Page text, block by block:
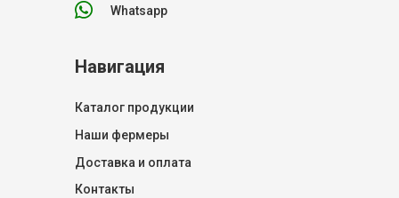
Наши фермеры
Доставка и оплата
Контакты
Каталог продукции
Whatsapp
Навигация